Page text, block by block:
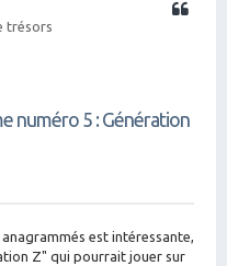
trésors
numéro 5 : Génération
Citation
est intéressante,
Z" qui pourrait jouer sur